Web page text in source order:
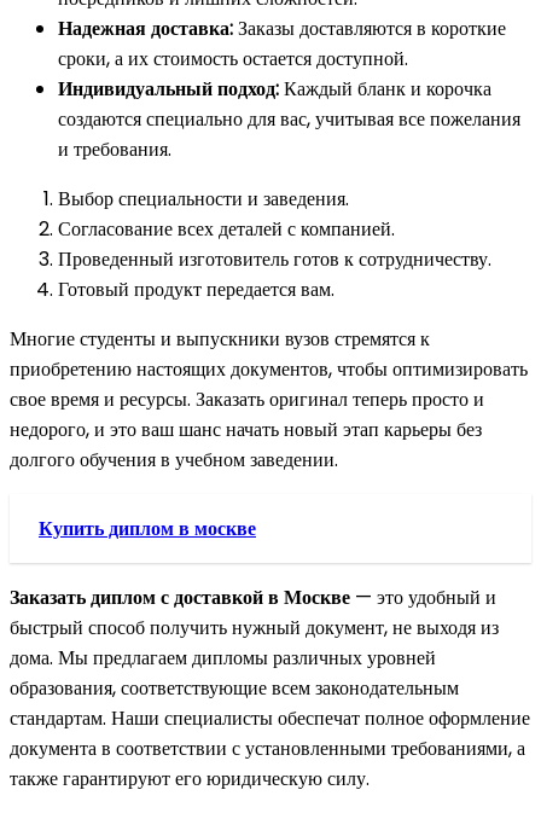
Надежная доставка:Заказы доставляются в короткие
сроки, а их стоимость остается доступной.
Индивидуальный подход:Каждый бланк и корочка
создаются специально для вас, учитывая все пожелания
и требования.
Выбор специальности и заведения.
Согласование всех деталей с компанией.
Проведенный изготовитель готов к сотрудничеству.
Готовый продукт передается вам.
Многие студенты и выпускники вузов стремятся к
приобретению настоящих документов, чтобы оптимизировать
свое время и ресурсы. Заказать оригинал теперь просто и
недорого, и это ваш шанс начать новый этап карьеры без
долгого обучения в учебном заведении.
Купить диплом в москве
Заказать диплом с доставкой в Москве — это удобный и
быстрый способ получить нужный документ, не выходя из
дома. Мы предлагаем дипломы различных уровней
образования, соответствующие всем законодательным
стандартам. Наши специалисты обеспечат полное оформление
документа в соответствии с установленными требованиями, а
также гарантируют его юридическую силу.